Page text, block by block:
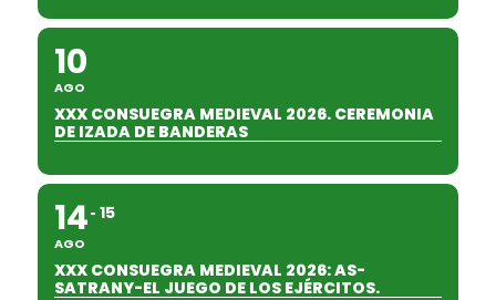
10
AGO
XXX CONSUEGRA MEDIEVAL 2026. CEREMONIA
DE IZADA DE BANDERAS
14
AGO
15
XXX CONSUEGRA MEDIEVAL 2026: AS-
SATRANY-EL JUEGO DE LOS EJÉRCITOS.